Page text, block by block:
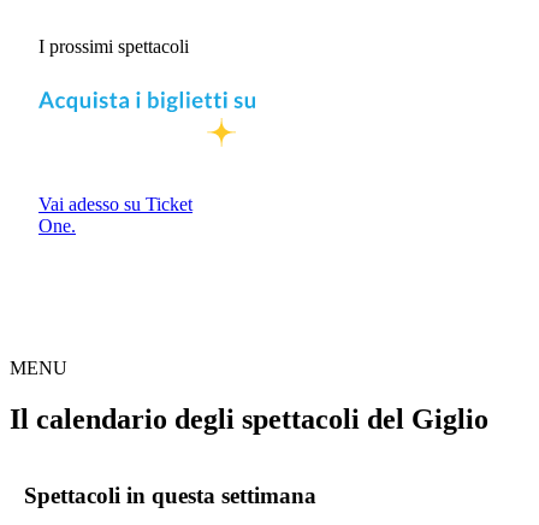
I prossimi spettacoli
Vai adesso su Ticket
One.
MENU
Il calendario degli spettacoli del Giglio
Spettacoli in questa settimana